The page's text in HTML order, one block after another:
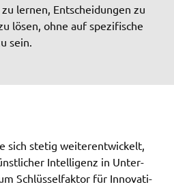
lernen, Entschei­dun­gen zu
lösen, ohne auf spezi­fi­sche
sein.
sich stetig weiter­ent­wi­ckelt,
Intel­li­genz in Unter­
Schlüs­sel­fak­tor für Inno­va­ti­
Breitband und
Matomo